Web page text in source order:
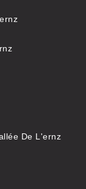
De L'ernz